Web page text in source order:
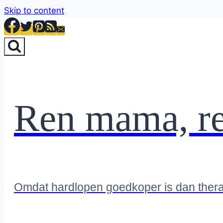
Skip to content
Ren mama,
Omdat hardlopen goedkoper is dan